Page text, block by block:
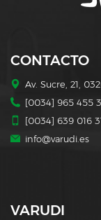
CONTACTO
Av. Sucre, 21,
[0034] 965 455
[0034] 639 016
info@varudi.es
VARUDI